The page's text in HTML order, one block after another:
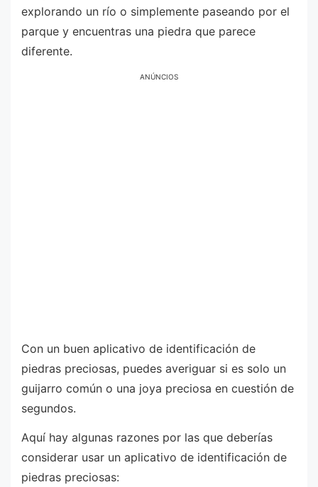
explorando un río o simplemente paseando por el
parque y encuentras una piedra que parece
diferente.
ANÚNCIOS
Con un buen aplicativo de identificación de
piedras preciosas, puedes averiguar si es solo un
guijarro común o una joya preciosa en cuestión de
segundos.
Aquí hay algunas razones por las que deberías
considerar usar un aplicativo de identificación de
piedras preciosas: